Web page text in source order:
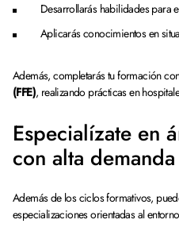
Desarrollarás habilidades para
Aplicarás conocimientos en
Además, completarás tu formación
(FFE), realizando prácticas en
Especialízate en
con alta demanda
Además de los ciclos formativos,
especializaciones orientadas al